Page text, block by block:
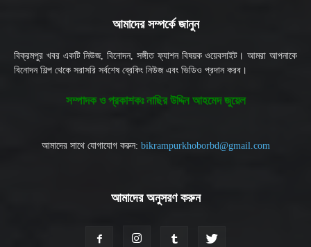
আমাদের সম্পর্কে জানুন
বিক্রমপুর খবর একটি নিউজ, বিনোদন, সঙ্গীত ফ্যাশন বিষয়ক ওয়েবসাইট। আমরা আপনাকে
বিনোদন শিল্প থেকে সরাসরি সর্বশেষ ব্রেকিং নিউজ এবং ভিডিও প্রদান করব।
সম্পাদক ও প্রকাশকঃ নাছির উদ্দিন আহমেদ জুয়েল
আমাদের সাথে যোগাযোগ করুন: bikrampurkhoborbd@gmail.com
আমাদের অনুসরণ করুন